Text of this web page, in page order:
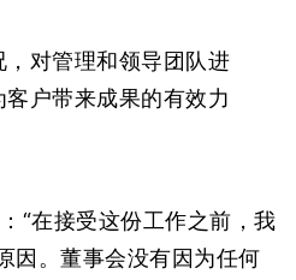
对管理和领导团队进
户带来成果的有效力
“在接受这份工作之前，我
因。董事会没有因为任何